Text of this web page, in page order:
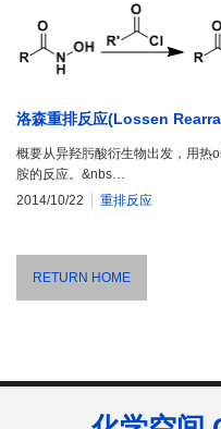
洛森重排反应(Lossen
概要从异羟肟酸衍生物出发，用热
胺的反应。&nbs…
2014/10/22
重排反应
RETURN HOME